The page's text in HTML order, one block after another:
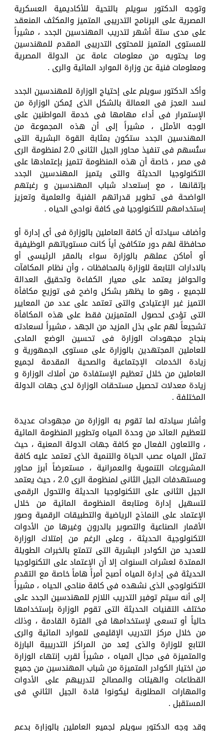
وتوجه الدكتور سويلم بالتحية للأكاديمية العسكرية
المصرية على البرنامج التدريبى المتميز والمكثف المنعقد
على مدى ستة أشهر لتدريب المهندسين الجدد ، مشيراً
للمستوى المتميز للمحتوى التدريبى المقدم للمهندسين
وما يحتويه من معلومات عامة عن الدولة المصرية
ومعلومات فنية عن وزارة الموارد المائية والرى .
وأكد الدكتور سويلم على إحتياج الوزارة للمهندسين الجدد
لسد العجز فى العمالة بالشكل الذى يُمكن الوزارة من
الإستمرار فى أداء مهامها فى خدمة المواطنين على
الوجه الأمثل ، مشيراً إلى أن هذه المجموعة من
المهندسين الجدد ستكون بمثابة القوة البشرية التى
ستُسهم فى تنفيذ محاور الجيل الثانى 2.0 لمنظومة الرى
فى مصر ، خاصة أن هذه المنظومة تتميز بإعتمادها على
التكنولوجيا الحديثة والتى يتميز المهندسين الجدد
بإتقانها ، مع إستعداد شباب المهندسين و رغبتهم
الواضحة فى تطوير قدراتهم الفنية والعلمية وتعزيز
إستخدامهم للتكنولوجيا فى كافة نواحى الحياه .
وأضاف سيادته أن كافة العاملين بالوزارة فى أى إدارة أو
محافظة لهم دور متكافئ أياً كانت مستوياتهم الوظيفية
أو أماكن عملهم بالوزارة سواء بالمقر الرئيسى أو
بالادارات التابعة للوزارة بالمحافظات ، وأن نظام المكافآت
والحوافز يعتمد على معيار الكفاءة وتحقيق العدالة
للجميع ، وهو ما يظهر بشكل واضح فى توزيع مكافأة
التميز غير الإعتيادى والتى تعتمد على عدد من المعايير
التى تؤدى لحصول المتميزين فقط على هذه المكافأة
تشجيعاً لهم على بذل المزيد من الجهد ، مشيراً لسعادته
بنجاح مجهودات الوزارة فى تحسين الوضع المادى
للعاملين المجتهدين بالوزارة على مستوى الجمهورية و
زيادة الخدمات الإجتماعية والصحية المقدمة لجميع
العاملين من خلال تعظيم الإستفادة من أملاك الوزارة و
زيادة معدلات تحصيل مستحقات الوزارة لدى جهات الدولة
المختلفة .
وأشار سيادته لما تقوم به الوزارة من مجهودات عديدة
لتعظيم العائد من وحدة المياه وتطوير المنظومة المائية
، والتعاون الفعال مع كافة جهات الدولة المعنية ، حيث
تمثل المياه عصب الحياة والتنمية الذى تعتمد عليه كافة
المشروعات التنموية والعمرانية ، مستعرضاً أبرز محاور
ومستهدفات الجيل الثانى لمنظومة الرى 2.0 ، حيث يعتمد
الجيل الثانى على التكنولوجيا الحديثة والتحول الرقمى
لتسهيل إدارة ومتابعة المنظومة المائية من خلال
الإعتماد على النماذج الرياضية والتطبيقات الرقمية وصور
الأقمار الصناعية والتصوير بالدرون وغيرها من الأدوات
التكنولوجية الحديثة ، وعلى الرغم من إمتلاك الوزارة
للعديد من الكوادر البشرية التى تتمتع بالخبرات الطويلة
الممتدة لعشرات السنوات إلا أن الإعتماد على التكنولوجيا
الحديثة فى إدارة المياه أصبح أمراً هاماً خاصة مع التقدم
التكنولوجى الذى نشهده فى كافة مناحى الحياه ، مشيراً
إلى أنه سيتم توفير التدريب اللازم للمهندسين الجدد على
مختلف التقنيات الحديثة التى تقوم الوزارة بإستخدامها
حالياً أو تسعى لإستخدامها فى الفترة القادمة ، وذلك
من خلال مركز التدريب الإقليمى للموارد المائية والرى
التابع للوزارة والذى يُعد من المراكز التدريبية البارزة
والمتميزة فى مجال المياه ، مشيراً لقرب إنتهاء الوزارة
من اختيار الكوادر المتميزة من شباب المهندسين من جميع
القطاعات والهيئات والمصالح لتدريبهم على الأدوات
والمهارات المطلوبة ليكونوا قادة الجيل الثاني فى
المستقبل .
وقد وجه الدكتور سويلم لجميع العاملين بالوزارة بدعم